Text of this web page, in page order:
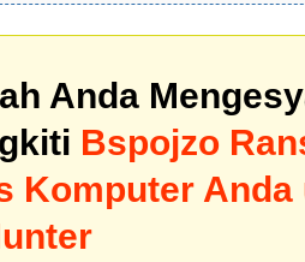
Anda
Bspojzo
Komputer